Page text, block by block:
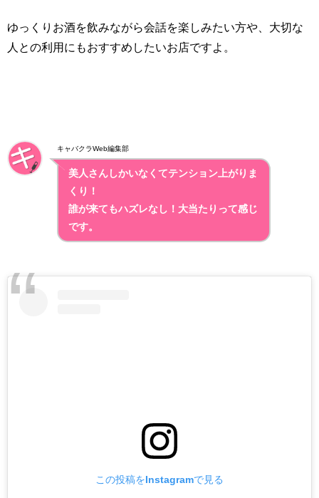
ゆっくりお酒を飲みながら会話を楽しみたい方や、大切な
人との利用にもおすすめしたいお店ですよ。
キャバクラWeb編集部
美人さんしかいなくてテンション上がりま
くり！
誰が来てもハズレなし！大当たりって感じ
です。
この投稿をInstagramで見る